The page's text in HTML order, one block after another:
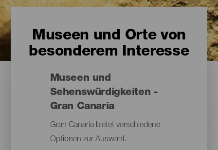
Museen und Orte von
besonderem Interesse
Museen und
Sehenswürdigkeiten -
Gran Canaria
Gran Canaria bietet verschiedene
Optionen zur Auswahl.